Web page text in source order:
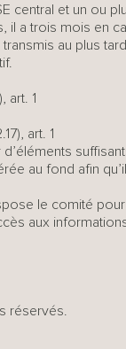
central et un ou
a trois mois en
au plus
art. 1
art. 1
au fond afin
le comité
aux
réservés.